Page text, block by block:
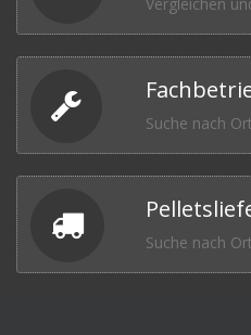
Suche nach
Suche nach